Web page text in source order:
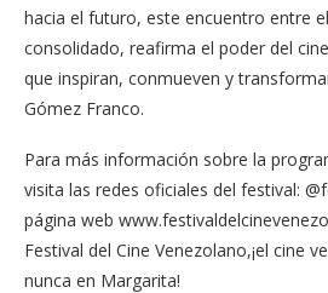
hacia el futuro, este encuentro entre
consolidado, reafirma el poder del
que inspiran, conmueven y
Gómez Franco.
Para más información sobre la
visita las redes oficiales del festival:
página web
Festival del Cine Venezolano,¡el cine
nunca en Margarita!